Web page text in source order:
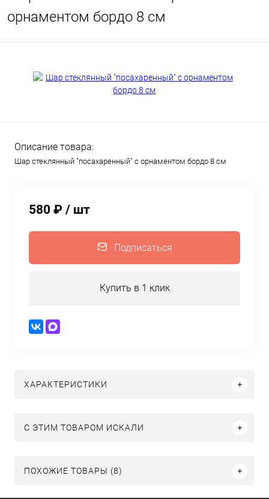
орнаментом бордо 8 см
Описание товара:
Шар стеклянный "посахаренный" с орнаментом бордо 8 см
580 ₽ / шт
Подписаться
Купить в 1 клик
ХАРАКТЕРИСТИКИ
C ЭТИМ ТОВАРОМ ИСКАЛИ
ПОХОЖИЕ ТОВАРЫ (8)